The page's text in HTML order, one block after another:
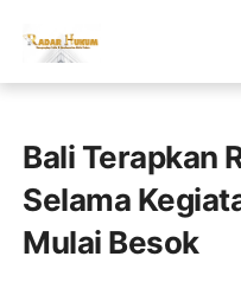
Bali Terapkan
Selama
Mulai Besok